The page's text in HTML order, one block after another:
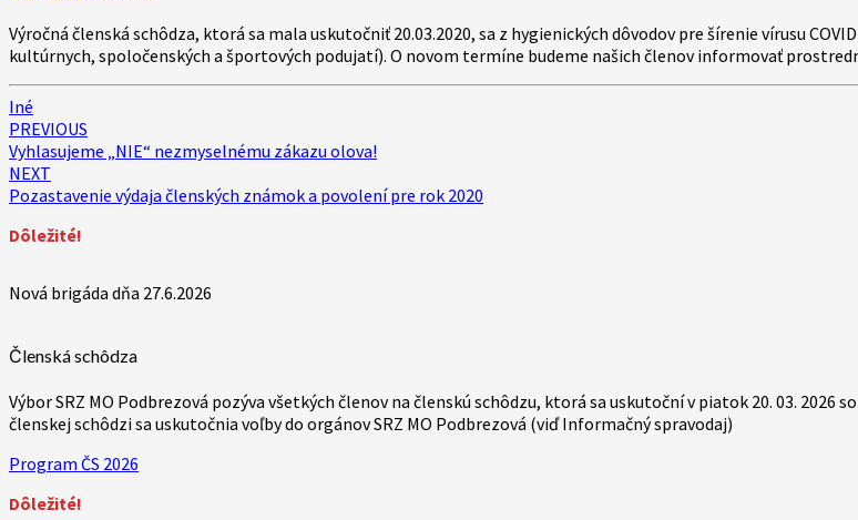
schôdze
Výročná členská schôdza, ktorá sa mala uskutočniť 20.03.2020, sa z hygienických dôvodov pre šírenie vírusu
kultúrnych, spoločenských a športových podujatí). O novom termíne budeme našich členov informovať
Iné
Post
navigation
PREVIOUS
Vyhlasujeme „NIE“ nezmyselnému zákazu olova!
NEXT
Pozastavenie výdaja členských známok a povolení pre rok 2020
Dôležité!
Nová brigáda dňa 27.6.2026
Členská schôdza
Výbor SRZ MO Podbrezová pozýva všetkých členov na členskú schôdzu, ktorá sa uskutoční v piatok 20. 03.
členskej schôdzi sa uskutočnia voľby do orgánov SRZ MO Podbrezová (viď Informačný spravodaj)
Program ČS 2026
Dôležité!